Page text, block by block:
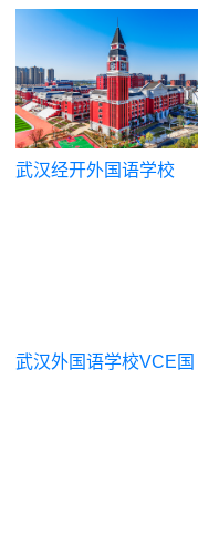
际部
武汉经开外国语学校
武汉外国语学校VCE国